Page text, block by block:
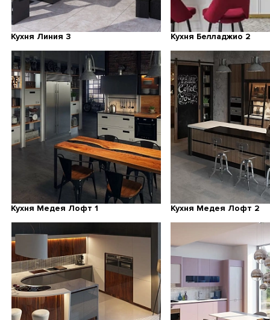
Кухня Линия 3 Кухня Белладжио 2
Кухня Медея Лофт 1 Кухня Медея Лофт 2